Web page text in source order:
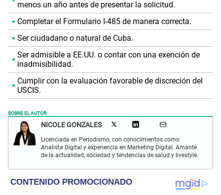
menos un año antes de presentar la solicitud.
Completar el Formulario I-485 de manera correcta.
Ser ciudadano o natural de Cuba.
Ser admisible a EE.UU. o contar con una exención de
inadmisibilidad.
Cumplir con la evaluación favorable de discreción del
USCIS.
SOBRE EL AUTOR:
NICOLE GONZALES
Licenciada en Periodismo, con conocimientos como
Analista Digital y experiencia en Marketing Digital. Amante
de la actualidad, sociedad y tendencias de salud y livestyle.